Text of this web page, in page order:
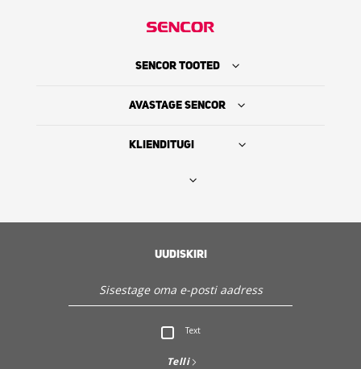
SENCOR TOOTED
AVASTAGE SENCOR
KLIENDITUGI
UUDISKIRI
Text
Telli